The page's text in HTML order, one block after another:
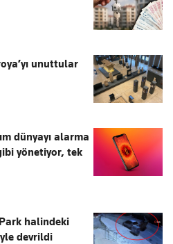
unuttular
dünyayı alarma
yönetiyor, tek
halindeki
devrildi